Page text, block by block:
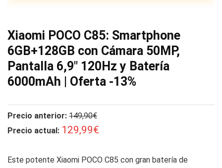
Xiaomi POCO C85: Smartphone
6GB+128GB con Cámara 50MP,
Pantalla 6,9″ 120Hz y Batería
6000mAh | Oferta -13%
Precio anterior: 149,90€
Precio actual: 129,99€
Este potente Xiaomi POCO C85 con gran batería de